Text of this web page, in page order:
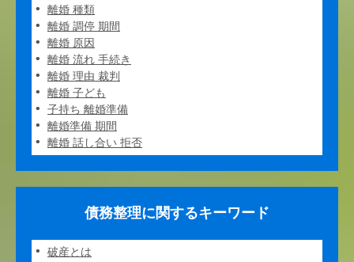
離婚 種類
離婚 調停 期間
離婚 原因
離婚 流れ 手続き
離婚 理由 裁判
離婚 子ども
子持ち 離婚準備
離婚準備 期間
離婚 話し合い 拒否
債務整理に関するキーワード
破産とは